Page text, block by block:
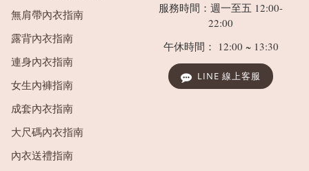
無肩帶內衣指南
露背內衣指南
連身內衣指南
女生內褲指南
成套內衣指南
大尺碼內衣指南
內衣送禮指南
服務時間：週一至五 12:00-
22:00
午休時間： 12:00 ~ 13:30
LINE 線上客服